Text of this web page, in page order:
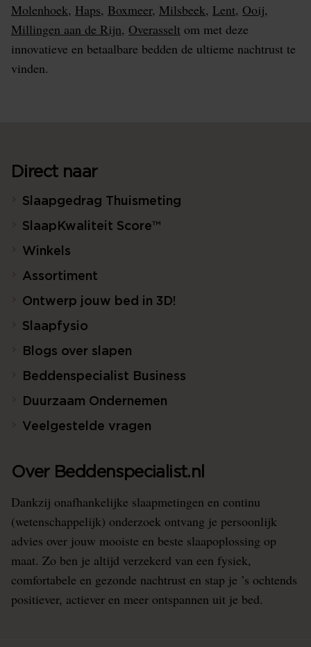
Molenhoek, Haps, Boxmeer, Milsbeek, Lent, Ooij,
Millingen aan de Rijn, Overasselt om met deze
innovatieve en betaalbare bedden de ultieme nachtrust te
vinden.
Direct naar
Slaapgedrag Thuismeting
SlaapKwaliteit Score™
Winkels
Assortiment
Ontwerp jouw bed in 3D!
Slaapfysio
Blogs over slapen
Beddenspecialist Business
Duurzaam Ondernemen
Veelgestelde vragen
Over Beddenspecialist.nl
Dankzij onafhankelijke slaapmetingen en continu
(wetenschappelijk) onderzoek ontvang je persoonlijk
advies over jouw mooiste en beste slaapoplossing op
maat. Zo ben je altijd verzekerd van een fysiek,
comfortabele en gezonde nachtrust en stap je ’s ochtends
positiever, actiever en meer ontspannen uit je bed.